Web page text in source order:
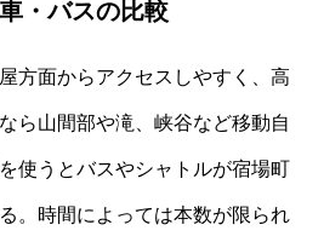
・バスの比較
方面からアクセスしやすく、高
ら山間部や滝、峡谷など移動自
使うとバスやシャトルが宿場町
。時間によっては本数が限られ